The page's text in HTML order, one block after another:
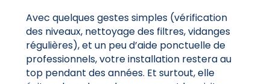
Avec quelques gestes simples (vérification
des niveaux, nettoyage des filtres, vidanges
régulières), et un peu d’aide ponctuelle de
professionnels, votre installation restera au
top pendant des années. Et surtout, elle